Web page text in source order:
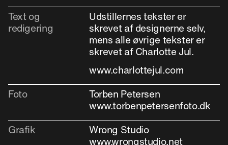
Text og
redigering
Udstillernes tekster er
skrevet af designerne selv,
mens alle øvrige tekster er
skrevet af Charlotte Jul.
www.charlottejul.com
Foto
Torben Petersen
www.torbenpetersenfoto.dk
Grafik
Wrong Studio
www.wrongstudio.net